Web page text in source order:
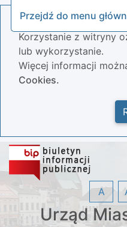
Przejdź do menu
Nasza strona
Korzystanie z witryny
lub wykorzystanie.
Więcej informacji
Cookies.
Urząd
A